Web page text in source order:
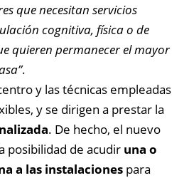
que necesitan servicios
cognitiva, física o de
quieren permanecer el mayor
.
y las técnicas empleadas
y se dirigen a prestar la
. De hecho, el nuevo
posibilidad de acudir una o
a las instalaciones para